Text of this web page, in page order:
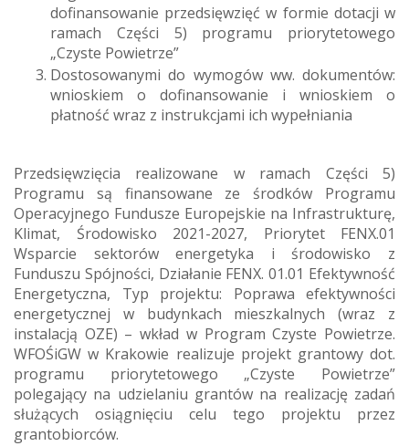
dofinansowanie przedsięwzięć w formie dotacji w
ramach Części 5) programu priorytetowego
„Czyste Powietrze”
Dostosowanymi do wymogów ww. dokumentów:
wnioskiem o dofinansowanie i wnioskiem o
płatność wraz z instrukcjami ich wypełniania
Przedsięwzięcia realizowane w ramach Części 5)
Programu są finansowane ze środków Programu
Operacyjnego Fundusze Europejskie na Infrastrukturę,
Klimat, Środowisko 2021-2027, Priorytet FENX.01
Wsparcie sektorów energetyka i środowisko z
Funduszu Spójności, Działanie FENX. 01.01 Efektywność
Energetyczna, Typ projektu: Poprawa efektywności
energetycznej w budynkach mieszkalnych (wraz z
instalacją OZE) – wkład w Program Czyste Powietrze.
WFOŚiGW w Krakowie realizuje projekt grantowy dot.
programu priorytetowego „Czyste Powietrze”
polegający na udzielaniu grantów na realizację zadań
służących osiągnięciu celu tego projektu przez
grantobiorców.